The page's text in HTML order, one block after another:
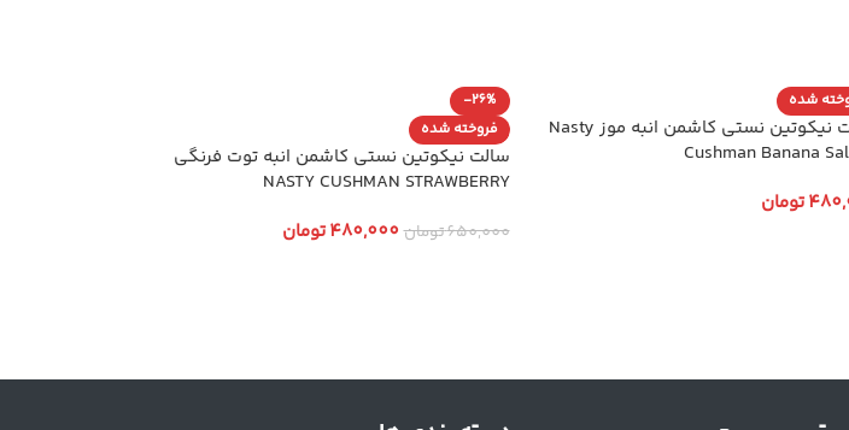
شده
سالت نیکوتین نستی کاشمن انبه موز Nasty
Cushman Banana
تومان
-26%
فروخته شده
سالت نیکوتین نستی کاشمن انبه توت فرنگی
NASTY CUSHMAN STRAWBERRY
650,000تومان 480,000تومان